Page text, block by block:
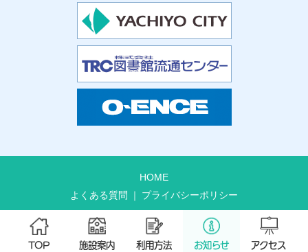
TOP 施設案内 利用方法 お知らせ アクセス
HOME
よくある質問
プライバシーポリシー